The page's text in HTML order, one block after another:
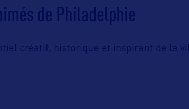
de Philadelphie
créatif, historique et inspirant de la